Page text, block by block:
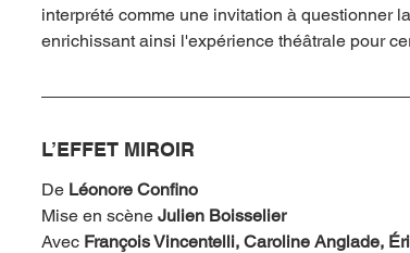
interprété comme une invitation à questionner
enrichissant ainsi l'expérience théâtrale pour
L’EFFET MIROIR
De Léonore Confino
Mise en scène Julien Boisselier
Avec François Vincentelli, Caroline Anglade,